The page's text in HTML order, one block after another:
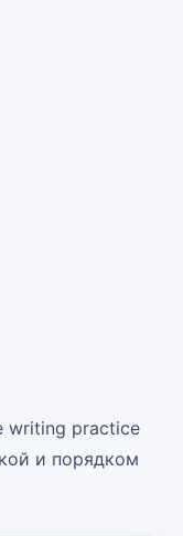
writing practice
и порядком